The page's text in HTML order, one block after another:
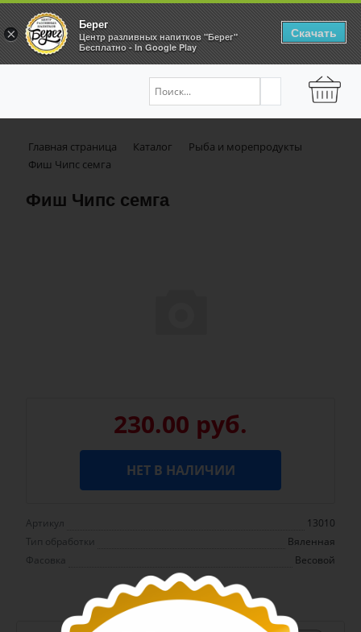
Главная страница Каталог
Рыба и морепродукты
Фиш Чипс семга
Фиш Чипс семга
230.00 руб.
НЕТ В НАЛИЧИИ
Артикул
13010
Тип обработки
Вяленная
Фасовка
Весовой
×
Берег
Центр разливных напитков "Берег"
Бесплатно - In Google Play
Скачать